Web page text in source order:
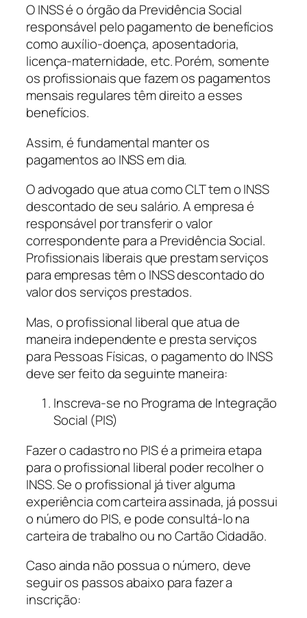
O INSS é o órgão da Previdência Social
responsável pelo pagamento de benefícios
como auxílio-doença, aposentadoria,
licença-maternidade, etc. Porém, somente
os profissionais que fazem os pagamentos
mensais regulares têm direito a esses
benefícios.
Assim, é fundamental manter os
pagamentos ao INSS em dia.
O advogado que atua como CLT tem o INSS
descontado de seu salário. A empresa é
responsável por transferir o valor
correspondente para a Previdência Social.
Profissionais liberais que prestam serviços
para empresas têm o INSS descontado do
valor dos serviços prestados.
Mas, o profissional liberal que atua de
maneira independente e presta serviços
para Pessoas Físicas, o pagamento do INSS
deve ser feito da seguinte maneira:
Inscreva-se no Programa de Integração
Social (PIS)
Fazer o cadastro no PIS é a primeira etapa
para o profissional liberal poder recolher o
INSS. Se o profissional já tiver alguma
experiência com carteira assinada, já possui
o número do PIS, e pode consultá-lo na
carteira de trabalho ou no Cartão Cidadão.
Caso ainda não possua o número, deve
seguir os passos abaixo para fazer a
inscrição: